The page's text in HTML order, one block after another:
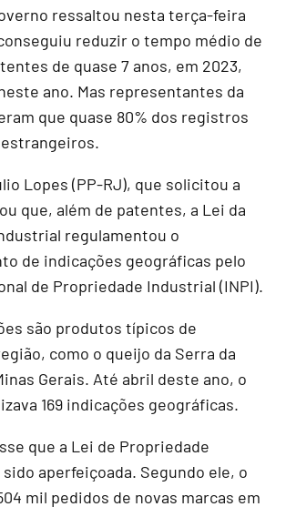
ressaltou nesta terça-feira
reduzir o tempo médio de
de quase 7 anos, em 2023,
ano. Mas representantes da
que quase 80% dos registros
Lopes (PP-RJ), que solicitou a
que, além de patentes, a Lei da
regulamentou o
de indicações geográficas pelo
de Propriedade Industrial (INPI).
são produtos típicos de
como o queijo da Serra da
Gerais. Até abril deste ano, o
169 indicações geográficas.
que a Lei de Propriedade
aperfeiçoada. Segundo ele, o
mil pedidos de novas marcas em